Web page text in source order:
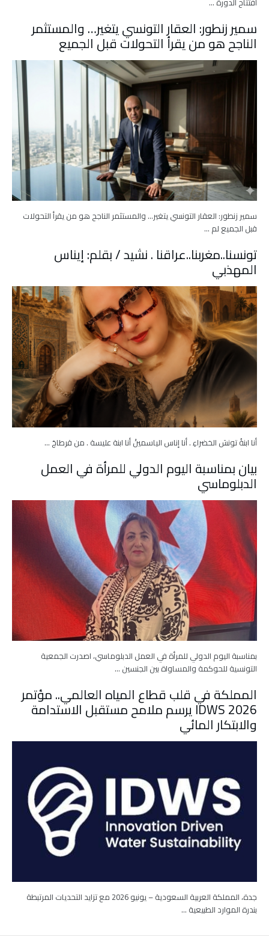
سمير زنطور: العقار التونسي يتغير… والمستثمر
الناجح هو من يقرأ التحولات قبل الجميع
سمير زنطور: العقار التونسي يتغير… والمستثمر الناجح هو من يقرأ التحولات
قبل الجميع لم …
تونسنا..مغربنا..عراقنا . نشيد / بقلم: إيناس
المهذبي
أنا ابنةُ تونسَ الخضراءِ . أنا إناس الياسمينْ أنا ابنة عليسة . من قرطاجَ …
بيان بمناسبة اليوم الدولي للمرأة في العمل
الدبلوماسي
بمناسبة اليوم الدولي للمرأة في العمل الدبلوماسي، اصدرت الجمعية
التونسية للحوكمة والمساواة بين الجنسين …
المملكة في قلب قطاع المياه العالمي.. مؤتمر
IDWS 2026 يرسم ملامح مستقبل الاستدامة
والابتكار المائي
جدة، المملكة العربية السعودية – يونيو 2026 مع تزايد التحديات المرتبطة
بندرة الموارد الطبيعية …